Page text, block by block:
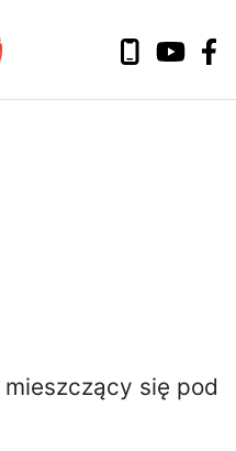
mieszczący się pod